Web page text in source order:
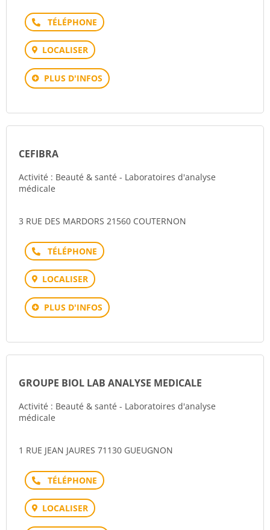
Téléphone
LOCALISER
PLUS D'INFOS
CEFIBRA
Activité : Beauté & santé - Laboratoires d'analyse
médicale
3 RUE DES MARDORS 21560 COUTERNON
Téléphone
LOCALISER
PLUS D'INFOS
GROUPE BIOL LAB ANALYSE MEDICALE
Activité : Beauté & santé - Laboratoires d'analyse
médicale
1 RUE JEAN JAURES 71130 GUEUGNON
Téléphone
LOCALISER